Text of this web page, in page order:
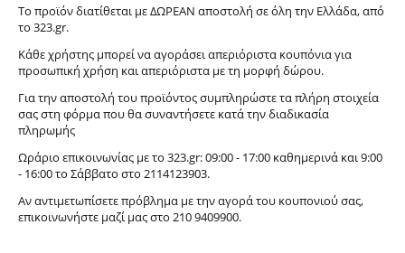
Το προϊόν διατίθεται με ΔΩΡΕΑΝ αποστολή σε όλη την Ελλάδα, από
το 323.gr.
Κάθε χρήστης μπορεί να αγοράσει απεριόριστα κουπόνια για
προσωπική χρήση και απεριόριστα με τη μορφή δώρου.
Για την αποστολή του προϊόντος συμπληρώστε τα πλήρη στοιχεία
σας στη φόρμα που θα συναντήσετε κατά την διαδικασία
πληρωμής
Ωράριο επικοινωνίας με το 323.gr: 09:00 - 17:00 καθημερινά και 9:00
- 16:00 το Σάββατο στο 2114123903.
Αν αντιμετωπίσετε πρόβλημα με την αγορά του κουπονιού σας,
επικοινωνήστε μαζί μας στο 210 9409900.